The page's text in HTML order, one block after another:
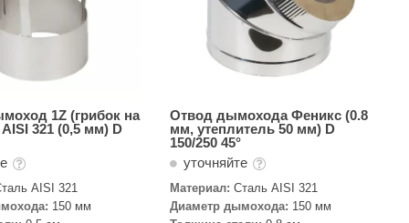
ЭНЕРГОРЕСУРС
Feringer
Aromawolke
1Z (грибок на
321 (0,5 мм) D
AISI 321
150 мм
Отвод дымохода Феникс (0.8
мм, утеплитель 50 мм) D
150/250 45°
уточняйте
Материал: Сталь AISI 321
Диаметр дымохода: 150 мм